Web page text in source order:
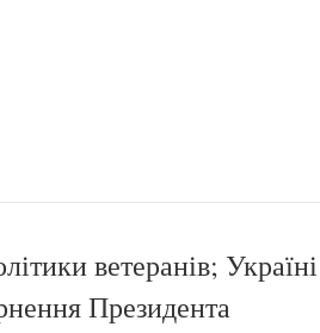
ветеранів; Україні
Президента